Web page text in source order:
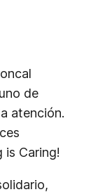
de
atención.
is Caring!